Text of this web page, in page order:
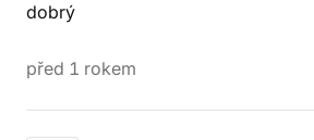
dobrý
před 1 rokem